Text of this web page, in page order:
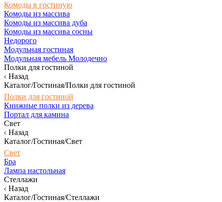
Комоды в гостиную
Комоды из массива
Комоды из массива дуба
Комоды из массива сосны
Недорого
Модульная гостиная
Модульная мебель Молодечно
Полки для гостиной
Назад
Каталог/Гостиная/Полки для гостиной
Полки для гостиной
Книжные полки из дерева
Портал для камина
Свет
Назад
Каталог/Гостиная/Свет
Свет
Бра
Лампа настольная
Стеллажи
Назад
Каталог/Гостиная/Стеллажи